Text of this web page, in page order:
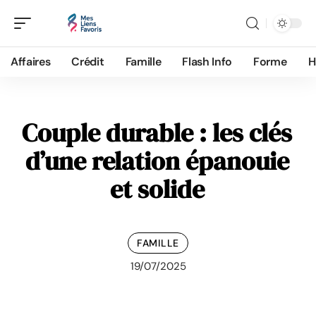
Affaires Crédit Famille Flash Info Forme
Couple durable : les clés
d’une relation épanouie
et solide
FAMILLE
19/07/2025